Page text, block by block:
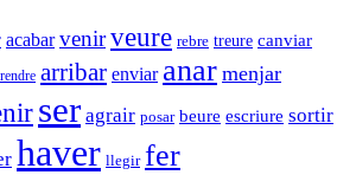
acabar venirveure rebre treure canviar
arribar enviar anar menjar
ser agrair posar beure escriure sortir
haver llegir fer